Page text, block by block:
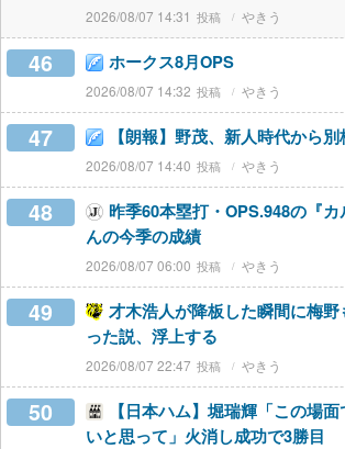
2026/08/07 14:31 やきう
46 ホークス8月OPS
2026/08/07 14:32 やきう
47 【朗報】野茂、新人時代から別
2026/08/07 14:40 やきう
48
昨季60本塁打・OPS.948の『
んの今季の成績
2026/08/07 06:00 やきう
49
才木浩人が降板した瞬間に梅
った説、浮上する
2026/08/07 22:47 やきう
50
【日本ハム】堀瑞輝「この場
いと思って」火消し成功で3勝目